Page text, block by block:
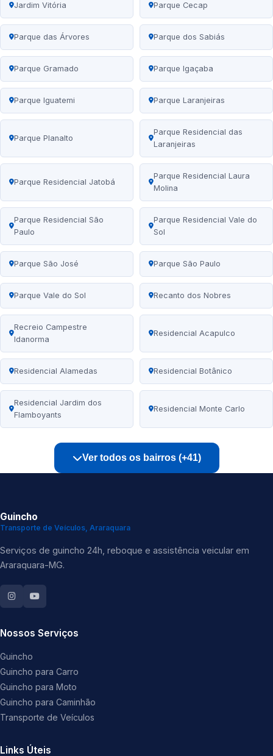
Jardim Vitória Parque Cecap
Parque das Árvores Parque dos Sabiás
Parque Gramado Parque Igaçaba
Parque Iguatemi Parque Laranjeiras
Parque Planalto
Parque Residencial das
Laranjeiras
Parque Residencial Jatobá
Parque Residencial Laura
Molina
Parque Residencial São
Paulo
Parque Residencial Vale do
Sol
Parque São José Parque São Paulo
Parque Vale do Sol Recanto dos Nobres
Recreio Campestre
Idanorma
Residencial Acapulco
Residencial Alamedas Residencial Botânico
Residencial Jardim dos
Flamboyants
Residencial Monte Carlo
Ver todos os bairros (+41)
Guincho
Transporte de Veículos, Araraquara
Serviços de guincho 24h, reboque e assistência veicular em
Araraquara-MG.
Nossos Serviços
Guincho
Guincho para Carro
Guincho para Moto
Guincho para Caminhão
Transporte de Veículos
Links Úteis